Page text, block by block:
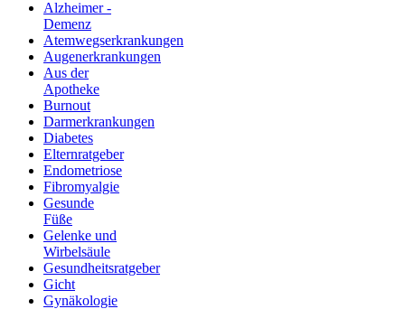
Alzheimer -
Demenz
Atemwegserkrankungen
Augenerkrankungen
Aus der
Apotheke
Burnout
Darmerkrankungen
Diabetes
Elternratgeber
Endometriose
Fibromyalgie
Gesunde
Füße
Gelenke und
Wirbelsäule
Gesundheitsratgeber
Gicht
Gynäkologie